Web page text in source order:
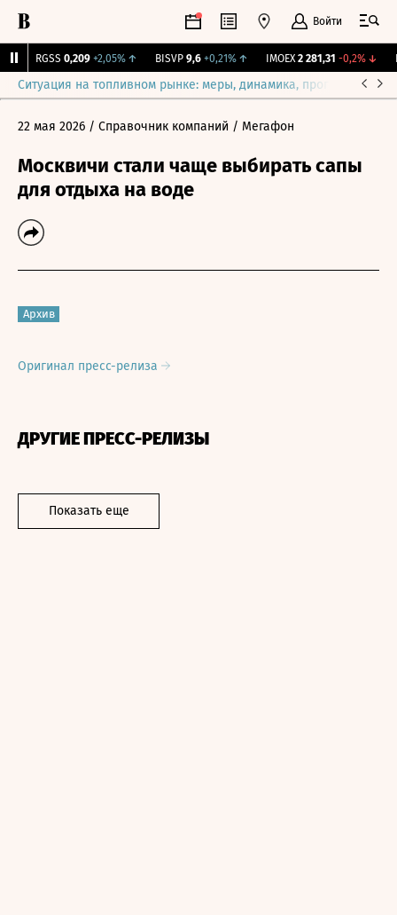
Войти
RGSS 0,209 +2,05%↑ BISVP 9,6 +0,21% ↑ IMOEX 2 281,31 -0,2%↓
Ситуация на топливном рынке: меры, динамика, прогнозы
22 мая 2026 / Справочник компаний / Мегафон
Москвичи стали чаще выбирать сапы
для отдыха на воде
Архив
Оригинал пресс-релиза
ДРУГИЕ ПРЕСС-РЕЛИЗЫ
Показать еще